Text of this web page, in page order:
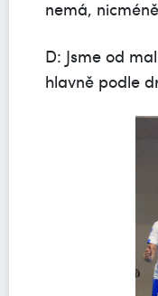
nemá,
D: Jsme od
hlavně podle